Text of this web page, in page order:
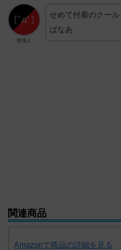
管理人
せめて付着のクー
ばなあ
関連商品
Amazonで商品の詳細を見る